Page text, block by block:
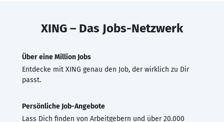
XING – Das Jobs-Netzwerk
Über eine Million Jobs
Entdecke mit XING genau den Job, der wirklich zu Dir
passt.
Persönliche Job-Angebote
Lass Dich finden von Arbeitgebern und über 20.000